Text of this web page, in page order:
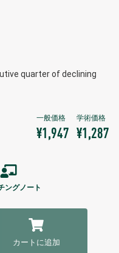
quarter of declining
¥1,947 ¥1,287
ングノート
カートに追加